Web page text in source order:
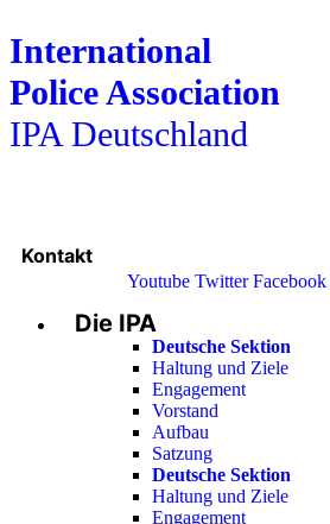
International
Police Association
IPA Deutschland
Kontakt
Youtube Twitter Facebook
Menu
Die IPA
Deutsche Sektion
Haltung und Ziele
Engagement
Vorstand
Aufbau
Satzung
Deutsche Sektion
Haltung und Ziele
Engagement